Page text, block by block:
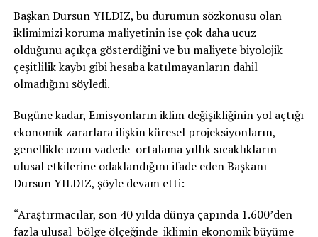
Başkan Dursun YILDIZ, bu durumun sözkonusu olan
iklimimizi koruma maliyetinin ise çok daha ucuz
olduğunu açıkça gösterdiğini ve bu maliyete biyolojik
çeşitlilik kaybı gibi hesaba katılmayanların dahil
olmadığını söyledi.
Bugüne kadar, Emisyonların iklim değişikliğinin yol açtığı
ekonomik zararlara ilişkin küresel projeksiyonların,
genellikle uzun vadede ortalama yıllık sıcaklıkların
ulusal etkilerine odaklandığını ifade eden Başkanı
Dursun YILDIZ, şöyle devam etti:
“Araştırmacılar, son 40 yılda dünya çapında 1.600’den
fazla ulusal bölge ölçeğinde iklimin ekonomik büyüme